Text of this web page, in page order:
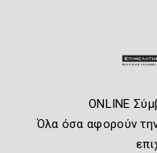
ONLINE
Όλα όσα αφορούν την